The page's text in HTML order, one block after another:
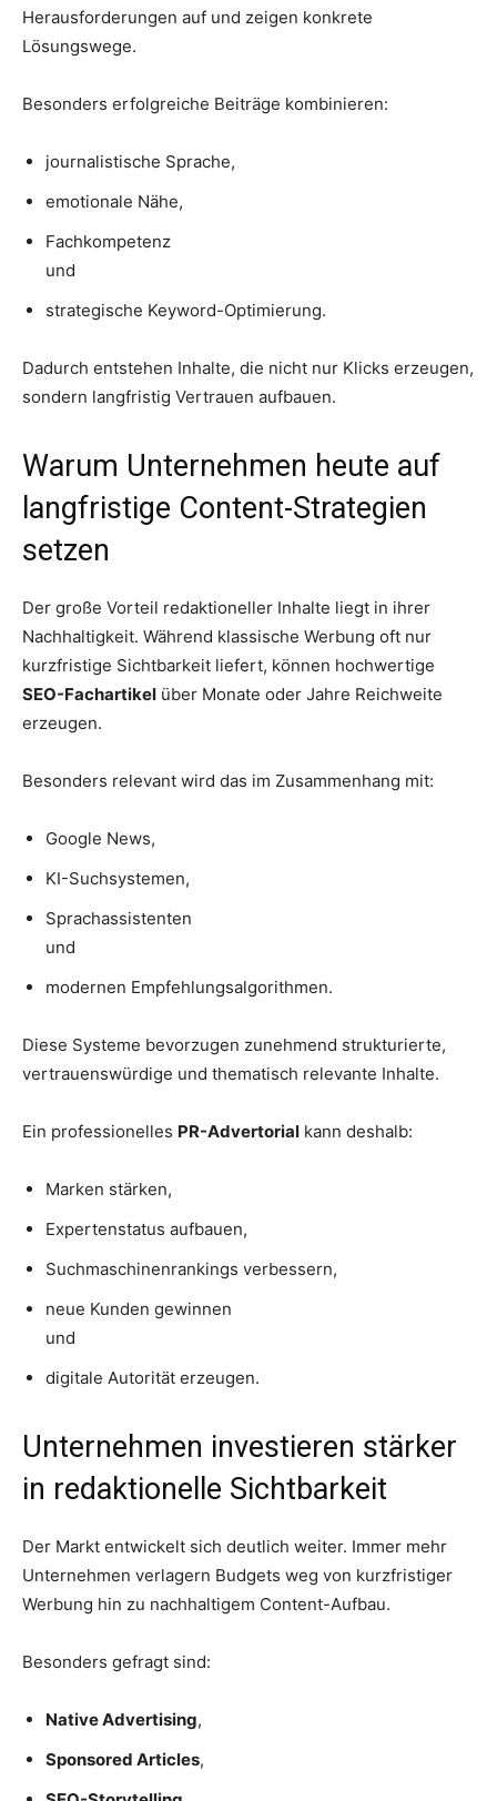
Herausforderungen auf und zeigen konkrete
Lösungswege.
Besonders erfolgreiche Beiträge kombinieren:
journalistische Sprache,
emotionale Nähe,
Fachkompetenz
und
strategische Keyword-Optimierung.
Dadurch entstehen Inhalte, die nicht nur Klicks erzeugen,
sondern langfristig Vertrauen aufbauen.
Warum Unternehmen heute auf
langfristige Content-Strategien
setzen
Der große Vorteil redaktioneller Inhalte liegt in ihrer
Nachhaltigkeit. Während klassische Werbung oft nur
kurzfristige Sichtbarkeit liefert, können hochwertige
SEO-Fachartikel über Monate oder Jahre Reichweite
erzeugen.
Besonders relevant wird das im Zusammenhang mit:
Google News,
KI-Suchsystemen,
Sprachassistenten
und
modernen Empfehlungsalgorithmen.
Diese Systeme bevorzugen zunehmend strukturierte,
vertrauenswürdige und thematisch relevante Inhalte.
Ein professionelles PR-Advertorial kann deshalb:
Marken stärken,
Expertenstatus aufbauen,
Suchmaschinenrankings verbessern,
neue Kunden gewinnen
und
digitale Autorität erzeugen.
Unternehmen investieren stärker
in redaktionelle Sichtbarkeit
Der Markt entwickelt sich deutlich weiter. Immer mehr
Unternehmen verlagern Budgets weg von kurzfristiger
Werbung hin zu nachhaltigem Content-Aufbau.
Besonders gefragt sind:
Native Advertising,
Sponsored Articles,